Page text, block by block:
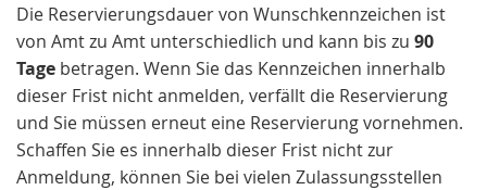
Die Reservierungsdauer von Wunschkennzeichen ist
von Amt zu Amt unterschiedlich und kann bis zu 90
Tage betragen. Wenn Sie das Kennzeichen innerhalb
dieser Frist nicht anmelden, verfällt die Reservierung
und Sie müssen erneut eine Reservierung vornehmen.
Schaffen Sie es innerhalb dieser Frist nicht zur
Anmeldung, können Sie bei vielen Zulassungsstellen